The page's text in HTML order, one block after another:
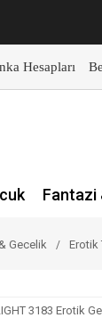
Hesapları
Fantazi
Gecelik Erotik